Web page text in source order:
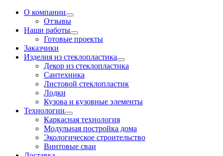
О компании
Отзывы
Наши работы
Готовые проекты
Заказчики
Изделия из стеклопластика
Декор из стеклопластика
Сантехника
Листовой стеклопластик
Лодки
Кузова и кузовные элементы
Технологии
Каркасная технология
Модульная постройка дома
Экологическое строительство
Винтовые сваи